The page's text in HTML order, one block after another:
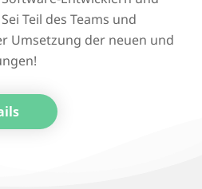
Teil des Teams und
Umsetzung der neuen und